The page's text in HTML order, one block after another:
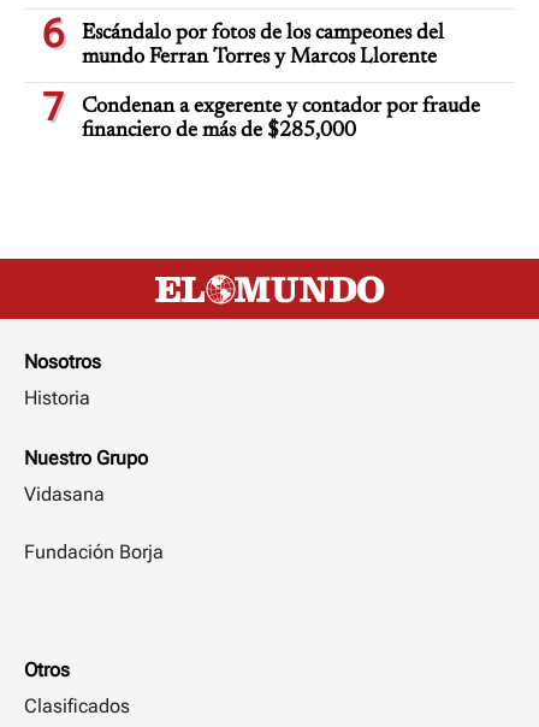
6
Escándalo por fotos de los campeones del
mundo Ferran Torres y Marcos Llorente
7
Condenan a exgerente y contador por fraude
financiero de más de $285,000
Nosotros
Historia
Nuestro Grupo
Vidasana
Fundación Borja
Otros
Clasificados